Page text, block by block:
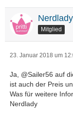
Nerdlady
Mitglied
23. Januar 2018 um
Ja, @Sailer56 auf
ist auch der Preis
Was für weitere
Nerdlady